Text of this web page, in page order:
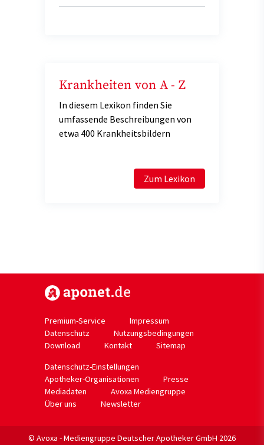
Krankheiten von A - Z
In diesem Lexikon finden Sie
umfassende Beschreibungen von
etwa 400 Krankheitsbildern
Zum Lexikon
Premium-Service
Impressum
Datenschutz
Nutzungsbedingungen
Download
Kontakt
Sitemap
Datenschutz-Einstellungen
Apotheker-Organisationen
Presse
Mediadaten
Avoxa Mediengruppe
Über uns
Newsletter
© Avoxa - Mediengruppe Deutscher Apotheker GmbH 2026